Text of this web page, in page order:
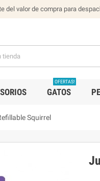
del valor de compra para
GATOS
OFERTAS!
Squirrel